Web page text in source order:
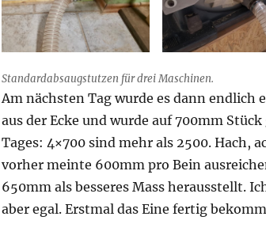
Standardabsaugstutzen für drei Maschinen.
Am nächsten Tag wurde es dann endlich
aus der Ecke und wurde auf 700mm
Tages: 4×700 sind mehr als 2500. Hach,
vorher meinte 600mm pro Bein
650mm als besseres Mass herausstellt.
aber egal. Erstmal das Eine fertig